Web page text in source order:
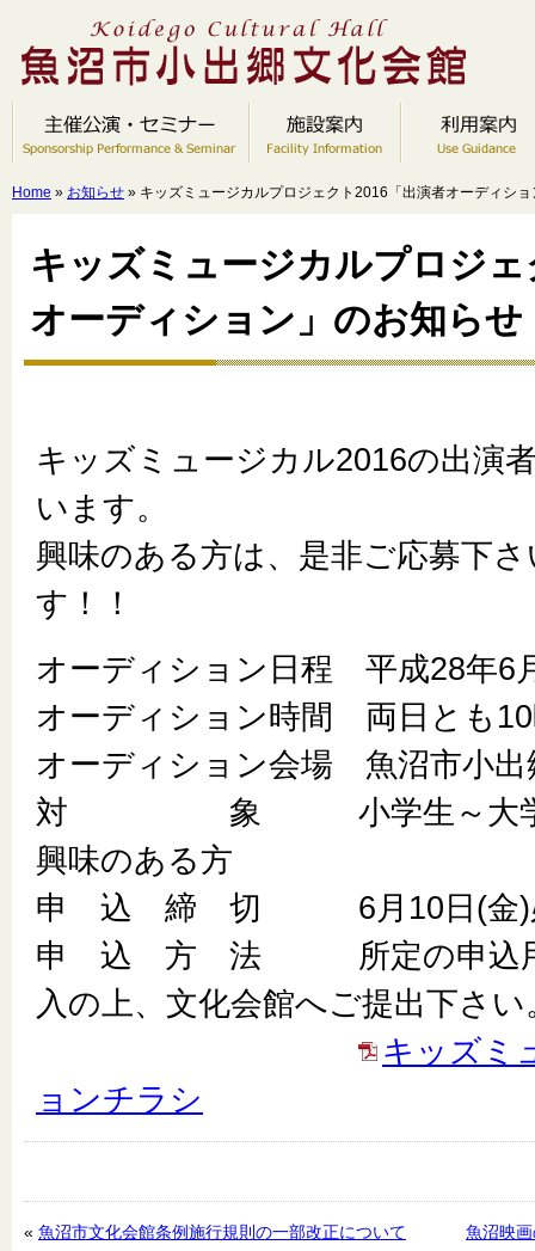
Home » お知らせ » キッズミュージカルプロジェクト2016「出演者オーディシ
キッズミュージカルプロジ
オーディション」のお知らせ
キッズミュージカル2016の出演
います。
興味のある方は、是非ご応募下
す！！
オーディション日程 平成28年6
オーディション時間 両日とも
オーディション会場 魚沼市小
対 象 小学生～大学生
興味のある方
申 込 締 切 6月10日(金)
申 込 方 法 所定の申込用
入の上、文化会館へご提出下さい
キッズミ
ョンチラシ
« 魚沼市文化会館条例施行規則の一部改正について 魚沼映